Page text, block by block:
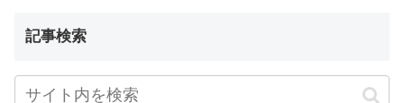
記事検索